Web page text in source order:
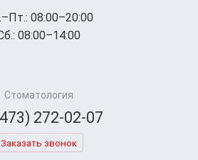
08:00–20:00
08:00–14:00
Стоматология
272-02-07
Заказать звонок